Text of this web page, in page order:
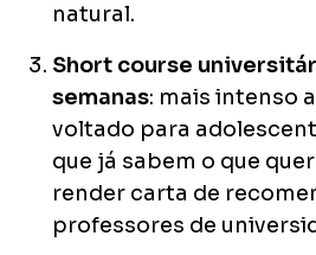
natural.
Short course
semanas: mais intenso
voltado para
que já sabem o que
render carta de
professores de